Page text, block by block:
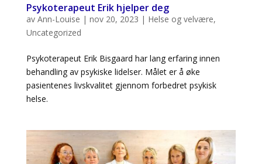
Psykoterapeut Erik hjelper deg
av Ann-Louise | nov 20, 2023 | Helse og velvære,
Uncategorized
Psykoterapeut Erik Bisgaard har lang erfaring innen
behandling av psykiske lidelser. Målet er å øke
pasientenes livskvalitet gjennom forbedret psykisk
helse.